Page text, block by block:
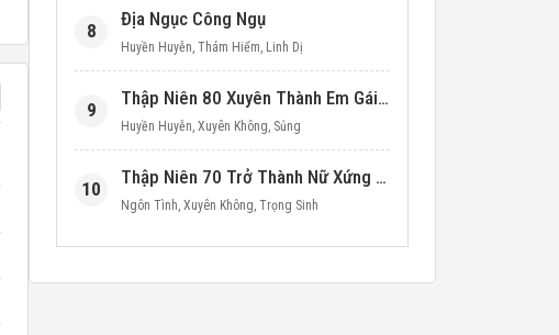
8
Địa Ngục Công Ngụ
Huyền Huyễn, Thám Hiểm, Linh Dị
9
Thập Niên 80 Xuyên Thành Em Gái Học Bá
Huyền Huyễn, Xuyên Không, Sủng
10
Thập Niên 70 Trở Thành Nữ Xứng Nuôi Con Làm Giàu
Ngôn Tình, Xuyên Không, Trọng Sinh